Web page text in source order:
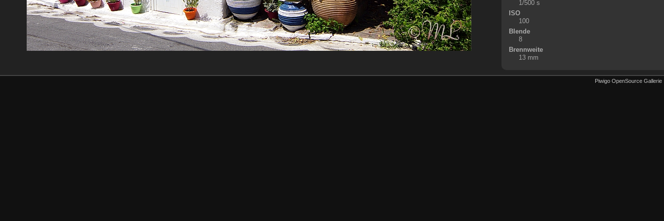
1/500 s
ISO
100
Blende
8
Brennweite
13 mm
Piwigo OpenSource Gallerie